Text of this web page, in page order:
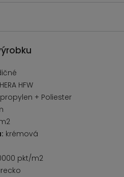
HFW
+ Poliester
krémová
pkt/m2